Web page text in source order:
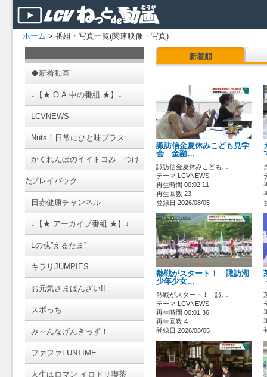
ホーム > 番組・写真一覧(関連映像・写真)
◆新着動画
↓【★ O.A.中の番組 ★】↓
LCVNEWS
Nuts！日常にひと味プラス
かくれんぼのイイトコみ―つけ
たプレイバック
日赤健康チャンネル
↓【★ アーカイブ番組 ★】↓
Lの魂”えるたま”
キラリJUMPIES
お元気さまばんざい!!
スポっち
み～んなげんきっず！
ファファFUNTIME
人生はロマン イロドリ喫茶
新着順
諏訪信金夏休みこども見学
会 金融…
諏訪信金夏休みこども…
テーマ LCVNEWS
再生時間 00:02:11
再生回数 23
登録日 2026/08/05
熱戦がスタート！ 諏訪湖
少年少女…
熱戦がスタート！ 諏…
テーマ LCVNEWS
再生時間 00:01:36
再生回数 4
登録日 2026/08/05